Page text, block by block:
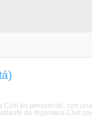
es presencial, con
de Ingeniera Civil